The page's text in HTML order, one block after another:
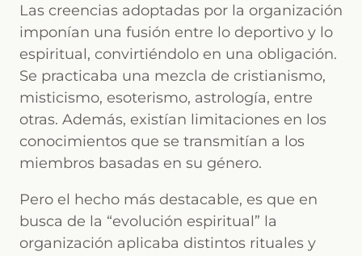
Las creencias adoptadas por la organización
imponían una fusión entre lo deportivo y lo
espiritual, convirtiéndolo en una obligación.
Se practicaba una mezcla de cristianismo,
misticismo, esoterismo, astrología, entre
otras. Además, existían limitaciones en los
conocimientos que se transmitían a los
miembros basadas en su género.
Pero el hecho más destacable, es que en
busca de la “evolución espiritual” la
organización aplicaba distintos rituales y